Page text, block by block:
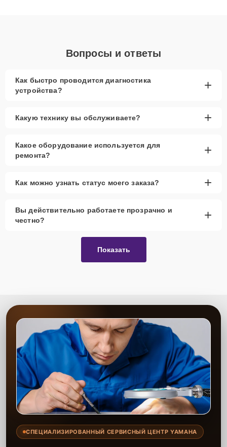
Вопросы и ответы
Как быстро проводится диагностика
устройства?
+
Какую технику вы обслуживаете? +
Какое оборудование используется для
ремонта?
+
Как можно узнать статус моего заказа? +
Вы действительно работаете прозрачно и
честно?
+
Показать
СПЕЦИАЛИЗИРОВАННЫЙ СЕРВИСНЫЙ ЦЕНТР YAMAHA